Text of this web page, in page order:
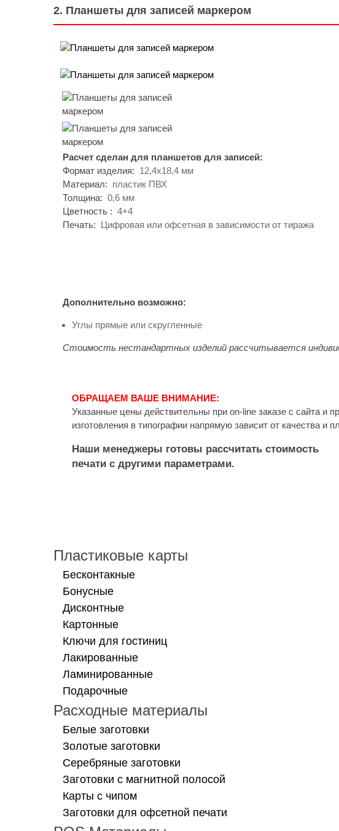
2. Планшеты для записей маркером
Расчет сделан для планшетов для записей:
Формат изделия: 12,4х18,4 мм
Материал: пластик ПВХ
Толщина: 0,6 мм
Цветность : 4+4
Печать: Цифровая или офсетная в зависимости от тиража
Дополнительно возможно:
Углы прямые или скругленные
Стоимость нестандартных изделий рассчитывается
ОБРАЩАЕМ ВАШЕ ВНИМАНИЕ:
Указанные цены действительны при on-line заказе с сайта и
изготовления в типографии напрямую зависит от качества и
Наши менеджеры готовы рассчитать стоимость
печати с другими параметрами.
Пластиковые карты
Бесконтакные
Бонусные
Дисконтные
Картонные
Ключи для гостиниц
Лакированные
Ламинированные
Подарочные
Расходные материалы
Белые заготовки
Золотые заготовки
Серебряные заготовки
Заготовки с магнитной полосой
Карты с чипом
Заготовки для офсетной печати